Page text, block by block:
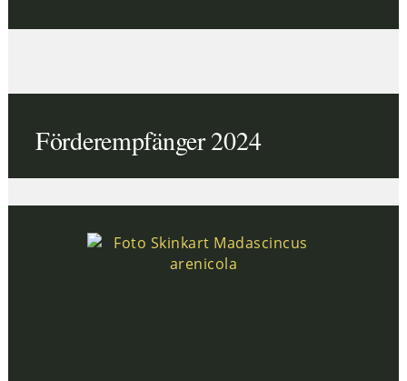
Förderempfänger 2024